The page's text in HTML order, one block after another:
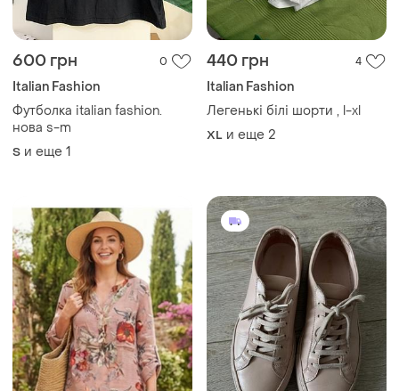
600 грн 0
Italian Fashion
Футболка italian fashion.
нова s-m
S и еще 1
440 грн 4
Italian Fashion
Легенькі білі шорти , l-xl
XL и еще 2